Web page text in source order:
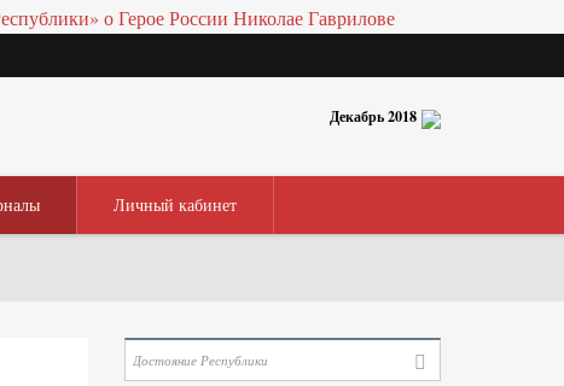
Декабрь 2018
Личный кабинет